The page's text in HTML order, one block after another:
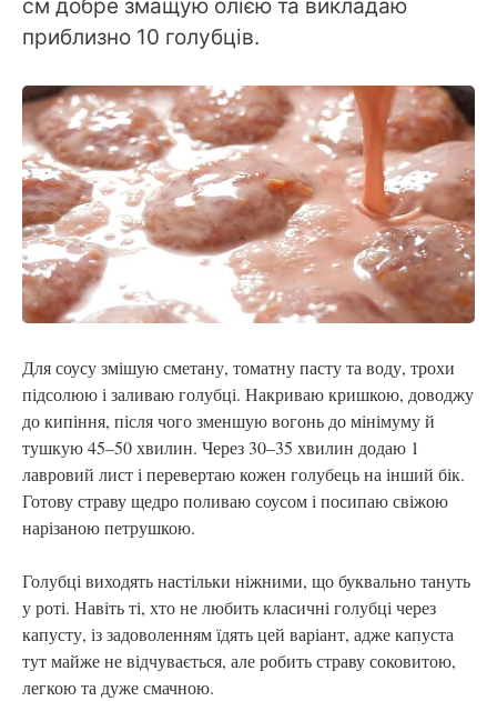
см добре змащую олією та викладаю
приблизно 10 голубців.
Для соусу змішую сметану, томатну пасту та воду, трохи
підсолюю і заливаю голубці. Накриваю кришкою, доводжу
до кипіння, після чого зменшую вогонь до мінімуму й
тушкую 45–50 хвилин. Через 30–35 хвилин додаю 1
лавровий лист і перевертаю кожен голубець на інший бік.
Готову страву щедро поливаю соусом і посипаю свіжою
нарізаною петрушкою.
Голубці виходять настільки ніжними, що буквально тануть
у роті. Навіть ті, хто не любить класичні голубці через
капусту, із задоволенням їдять цей варіант, адже капуста
тут майже не відчувається, але робить страву соковитою,
легкою та дуже смачною.